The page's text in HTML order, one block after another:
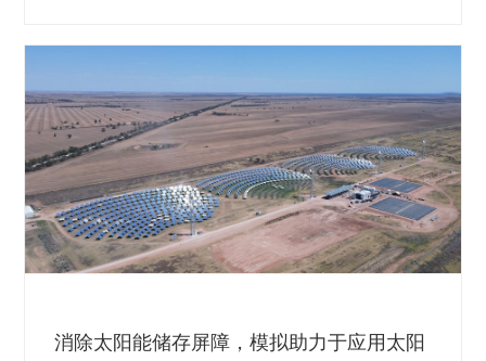
消除太阳能储存屏障，模拟助力于应用太阳